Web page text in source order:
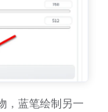
，蓝笔绘制另一